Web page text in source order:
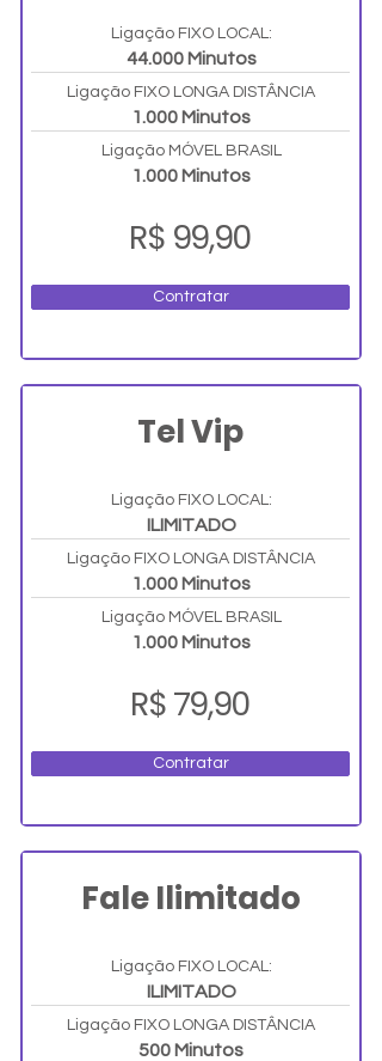
Ligação FIXO LOCAL:
44.000 Minutos
Ligação FIXO LONGA DISTÂNCIA
1.000 Minutos
Ligação MÓVEL BRASIL
1.000 Minutos
R$ 99,90
Contratar
Tel Vip
Ligação FIXO LOCAL:
ILIMITADO
Ligação FIXO LONGA DISTÂNCIA
1.000 Minutos
Ligação MÓVEL BRASIL
1.000 Minutos
R$ 79,90
Contratar
Fale Ilimitado
Ligação FIXO LOCAL:
ILIMITADO
Ligação FIXO LONGA DISTÂNCIA
500 Minutos